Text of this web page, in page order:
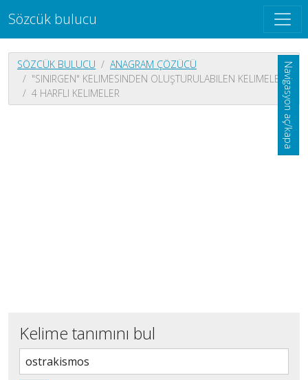
Sözcük bulucu
Navigasyon aç/kapa
SÖZCÜK BULUCU
ANAGRAM ÇÖZÜCÜ
"SINIRGEN" KELIMESINDEN OLUŞTURULABILEN KELIMELER
4 HARFLI KELIMELER
Kelime tanımını bul